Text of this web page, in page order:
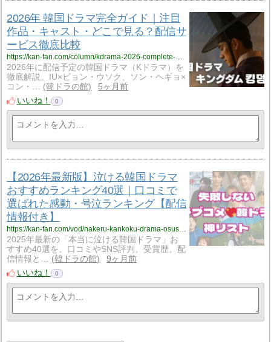
2026年 韓国ドラマ完全ガイド｜注目
作品・キャスト・どこで見る？配信サ
ービス徹底比較
https://kan-fan.com/column/kdrama-2026-complete-guide.html
2026年に配信予定の韓国ドラマ（Kドラマ）を
徹底解説。IU×ビョン・ウソク、ソン・ヘギョ×
コン・…
韓ドラの館
5ヶ月前
いいね！
0
【2026年最新版】泣ける韓国ドラマ
おすすめランキング40選｜口コミで
選ばれた感動・号泣ランキング【配信
情報付き】
https://kan-fan.com/vod/nakeru-kankoku-drama-osusume-2025.html
2025年最新の「本当に泣ける韓国ドラマ」お
すすめ40選を、口コミやSNS評判、受賞歴、配
信情報と…
韓ドラの館
9ヶ月前
いいね！
0